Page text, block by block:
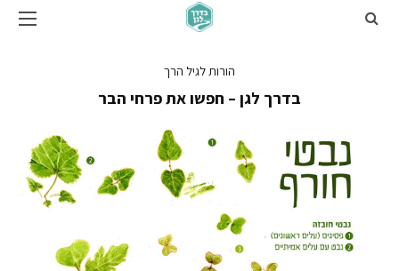
הורות לגיל הרך
בדרך לגן – חפשו את פרחי הבר